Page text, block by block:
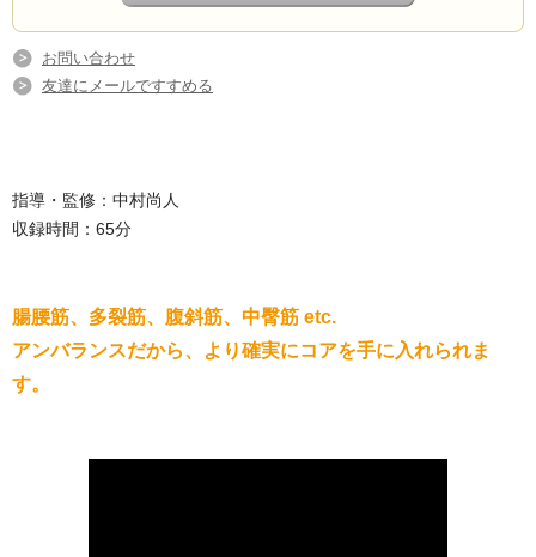
お問い合わせ
友達にメールですすめる
指導・監修：中村尚人
収録時間：65分
腸腰筋、多裂筋、腹斜筋、中臀筋 etc.
アンバランスだから、より確実にコアを手に入れられま
す。